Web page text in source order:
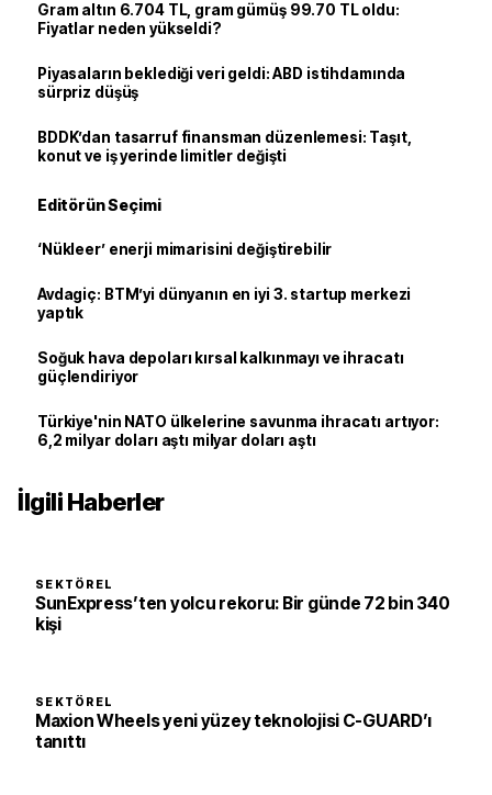
Gram altın 6.704 TL, gram gümüş 99.70 TL oldu:
Fiyatlar neden yükseldi?
Piyasaların beklediği veri geldi: ABD istihdamında
sürpriz düşüş
BDDK’dan tasarruf finansman düzenlemesi: Taşıt,
konut ve iş yerinde limitler değişti
Editörün Seçimi
‘Nükleer’ enerji mimarisini değiştirebilir
Avdagiç: BTM’yi dünyanın en iyi 3. startup merkezi
yaptık
Soğuk hava depoları kırsal kalkınmayı ve ihracatı
güçlendiriyor
Türkiye'nin NATO ülkelerine savunma ihracatı artıyor:
6,2 milyar doları aştı milyar doları aştı
İlgili Haberler
SEKTÖREL
SunExpress’ten yolcu rekoru: Bir günde 72 bin 340
kişi
SEKTÖREL
Maxion Wheels yeni yüzey teknolojisi C-GUARD’ı
tanıttı